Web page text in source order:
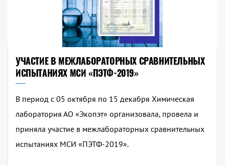
УЧАСТИЕ В МЕЖЛАБОРАТОРНЫХ СРАВНИТЕЛЬНЫХ
ИСПЫТАНИЯХ МСИ «ПЭТФ-2019»
В период с 05 октября по 15 декабря Химическая
лаборатория АО «Экопэт» организовала, провела и
приняла участие в межлабораторных сравнительных
испытаниях МСИ «ПЭТФ-2019».